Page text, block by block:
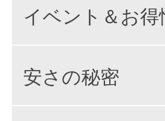
イベント＆お得
安さの秘密